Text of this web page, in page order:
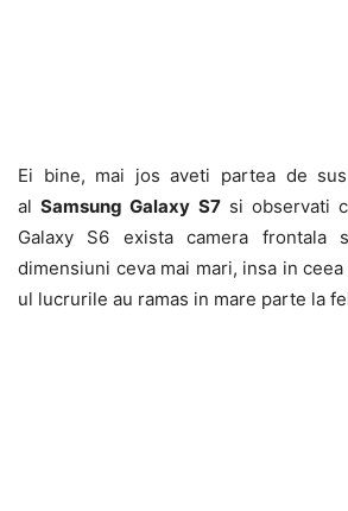
Ei bine, mai jos aveti partea de
alSamsung Galaxy S7si observati
Galaxy S6 exista camera frontala
dimensiuni ceva mai mari, insa in
ul lucrurile au ramas in mare parte la